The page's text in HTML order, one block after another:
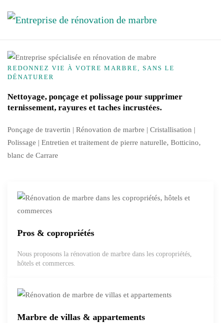
Accéder au contenu principal
REDONNEZ VIE À VOTRE MARBRE, SANS LE
DÉNATURER
Nettoyage, ponçage et polissage pour supprimer
ternissement, rayures et taches incrustées.
Ponçage de travertin | Rénovation de marbre | Cristallisation |
Polissage | Entretien et traitement de pierre naturelle, Botticino,
blanc de Carrare
Pros & copropriétés
Nous proposons la rénovation de marbre dans les copropriétés,
hôtels et commerces.
Marbre de villas & appartements